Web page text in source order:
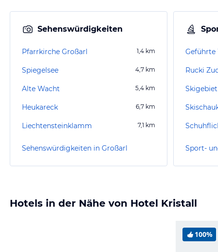
Sehenswürdigkeiten
Pfarrkirche Großarl 1,4 km
Spiegelsee 4,7 km
Alte Wacht 5,4 km
Heukareck 6,7 km
Liechtensteinklamm 7,1 km
Sehenswürdigkeiten in Großarl
Rucki
Sport-
Hotels in der Nähe von Hotel Kristall
100%